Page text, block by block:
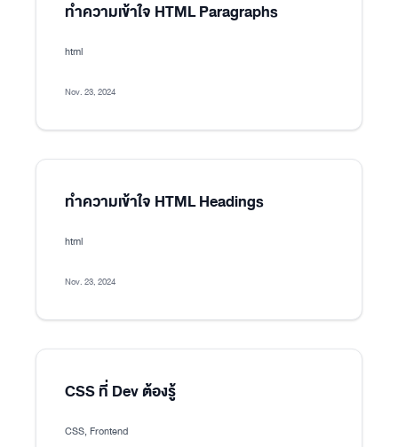
ทำความเข้าใจ HTML Paragraphs
html
Nov. 23, 2024
ทำความเข้าใจ HTML Headings
html
Nov. 23, 2024
CSS ที่ Dev ต้องรู้
CSS, Frontend